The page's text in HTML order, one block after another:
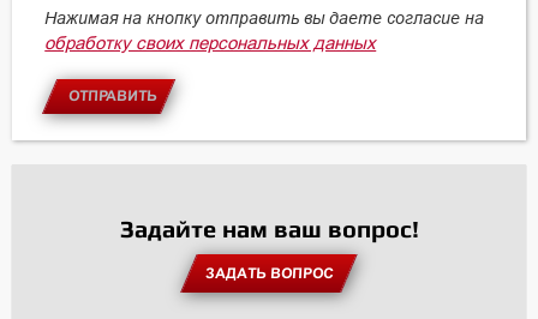
Нажимая на кнопку отправить вы даете согласие на
обработку своих персональных данных
ОТПРАВИТЬ
Задайте нам ваш вопрос!
ЗАДАТЬ ВОПРОС